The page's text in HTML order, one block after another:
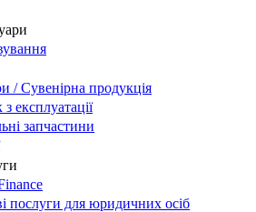
/ Сувенірна продукція
експлуатації
запчастини
послуги для юридичних осіб